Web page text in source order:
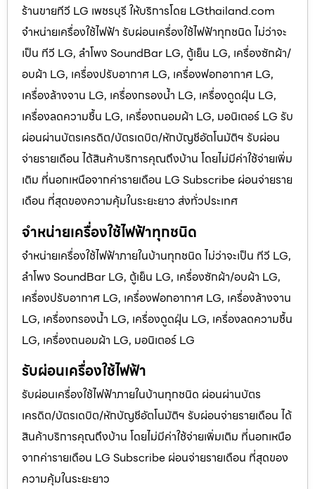
ร้านขายทีวี LG เพชรบุรี ให้บริการโดย LGthailand.com
จำหน่ายเครื่องใช้ไฟฟ้า รับผ่อนเครื่องใช้ไฟฟ้าทุกชนิด ไม่ว่าจะ
เป็น ทีวี LG, ลำโพง SoundBar LG, ตู้เย็น LG, เครื่องซักผ้า/
อบผ้า LG, เครื่องปรับอากาศ LG, เครื่องฟอกอากาศ LG,
เครื่องล้างจาน LG, เครื่องกรองน้ำ LG, เครื่องดูดฝุ่น LG,
เครื่องลดความชื้น LG, เครื่องถนอมผ้า LG, มอนิเตอร์ LG รับ
ผ่อนผ่านบัตรเครดิต/บัตรเดบิต/หักบัญชีอัตโนมัติฯ รับผ่อน
จ่ายรายเดือน ได้สินค้าบริการคุณถึงบ้าน โดยไม่มีค่าใช้จ่ายเพิ่ม
เติม ที่นอกเหนือจากค่ารายเดือน LG Subscribe ผ่อนจ่ายราย
เดือน ที่สุดของความคุ้มในระยะยาว ส่งทั่วประเทศ
จำหน่ายเครื่องใช้ไฟฟ้าทุกชนิด
จำหน่ายเครื่องใช้ไฟฟ้าภายในบ้านทุกชนิด ไม่ว่าจะเป็น ทีวี LG,
ลำโพง SoundBar LG, ตู้เย็น LG, เครื่องซักผ้า/อบผ้า LG,
เครื่องปรับอากาศ LG, เครื่องฟอกอากาศ LG, เครื่องล้างจาน
LG, เครื่องกรองน้ำ LG, เครื่องดูดฝุ่น LG, เครื่องลดความชื้น
LG, เครื่องถนอมผ้า LG, มอนิเตอร์ LG
รับผ่อนเครื่องใช้ไฟฟ้า
รับผ่อนเครื่องใช้ไฟฟ้าภายในบ้านทุกชนิด ผ่อนผ่านบัตร
เครดิต/บัตรเดบิต/หักบัญชีอัตโนมัติฯ รับผ่อนจ่ายรายเดือน ได้
สินค้าบริการคุณถึงบ้าน โดยไม่มีค่าใช้จ่ายเพิ่มเติม ที่นอกเหนือ
จากค่ารายเดือน LG Subscribe ผ่อนจ่ายรายเดือน ที่สุดของ
ความคุ้มในระยะยาว